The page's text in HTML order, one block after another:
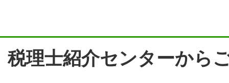
税理士紹介センターから